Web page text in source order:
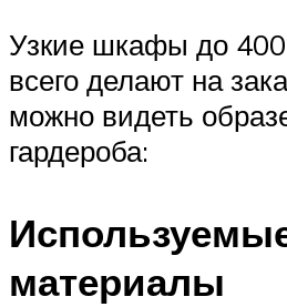
Узкие шкафы до
всего делают на
можно видеть
гардероба:
материалы